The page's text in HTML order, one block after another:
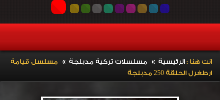
انت هنا :الرئيسية » مسلسلات تركية مدبلجة » مسلسل قيامة
ارطغرل الحلقة 250 مدبلجة